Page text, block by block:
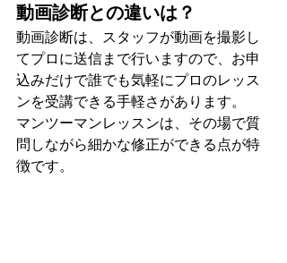
動画診断との違いは？
動画診断は、スタッフが動画を撮影し
てプロに送信まで行いますので、お申
込みだけで誰でも気軽にプロのレッス
ンを受講できる手軽さがあります。
マンツーマンレッスンは、その場で質
問しながら細かな修正ができる点が特
徴です。